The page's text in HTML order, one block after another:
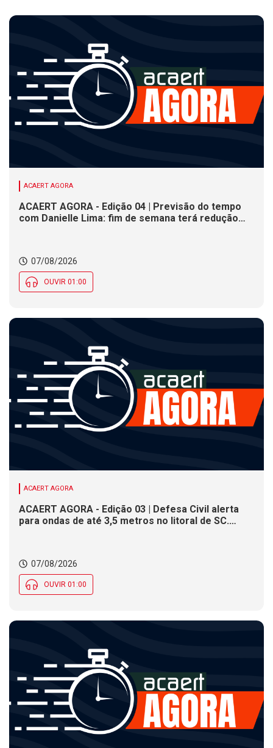
ACAERT AGORA
ACAERT AGORA - Edição 04 | Previsão do tempo
com Danielle Lima: fim de semana terá redução
07/08/2026
OUVIR 01:00
ACAERT AGORA
ACAERT AGORA - Edição 03 | Defesa Civil alerta
para ondas de até 3,5 metros no litoral de SC.
07/08/2026
OUVIR 01:00